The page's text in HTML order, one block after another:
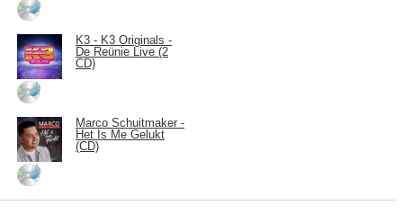
K3 - K3 Originals -
De Reünie Live (2
CD)
Marco Schuitmaker -
Het Is Me Gelukt
(CD)